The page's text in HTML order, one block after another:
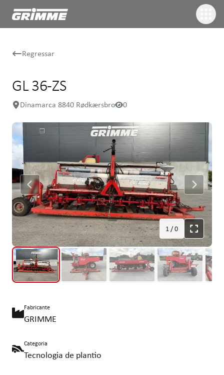
Regressar
GL 36-ZS
Dinamarca 8840 Rødkærsbro 0
1/0
Fabricante
GRIMME
Categoria
Tecnologia de plantio